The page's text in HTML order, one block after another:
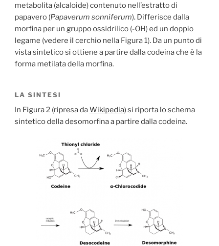
metabolita (alcaloide) contenuto nell’estratto di
papavero (Papaverum sonniferum). Differisce dalla
morfina per un gruppo ossidrilico (-OH) ed un doppio
legame (vedere il cerchio nella Figura 1). Da un punto di
vista sintetico si ottiene a partire dalla codeina che è la
forma metilata della morfina.
LA SINTESI
In Figura 2 (ripresa daWikipedia) si riporta lo schema
sintetico della desomorfina a partire dalla codeina.